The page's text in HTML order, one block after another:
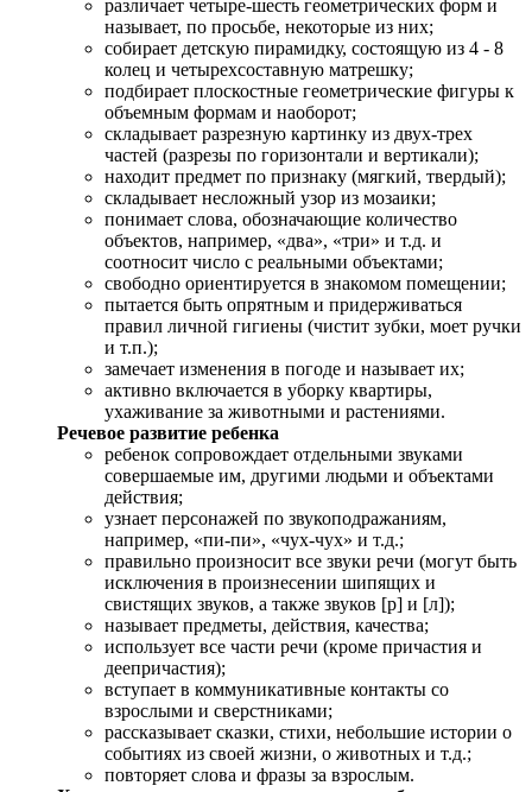
различает четыре-шесть геометрических форм и
называет, по просьбе, некоторые из них;
собирает детскую пирамидку, состоящую из 4 - 8
колец и четырехсоставную матрешку;
подбирает плоскостные геометрические фигуры к
объемным формам и наоборот;
складывает разрезную картинку из двух-трех
частей (разрезы по горизонтали и вертикали);
находит предмет по признаку (мягкий, твердый);
складывает несложный узор из мозаики;
понимает слова, обозначающие количество
объектов, например, «два», «три» и т.д. и
соотносит число с реальными объектами;
свободно ориентируется в знакомом помещении;
пытается быть опрятным и придерживаться
правил личной гигиены (чистит зубки, моет ручки
и т.п.);
замечает изменения в погоде и называет их;
активно включается в уборку квартиры,
ухаживание за животными и растениями.
Речевое развитие ребенка
ребенок сопровождает отдельными звуками
совершаемые им, другими людьми и объектами
действия;
узнает персонажей по звукоподражаниям,
например, «пи-пи», «чух-чух» и т.д.;
правильно произносит все звуки речи (могут быть
исключения в произнесении шипящих и
свистящих звуков, а также звуков [р] и [л]);
называет предметы, действия, качества;
использует все части речи (кроме причастия и
деепричастия);
вступает в коммуникативные контакты со
взрослыми и сверстниками;
рассказывает сказки, стихи, небольшие истории о
событиях из своей жизни, о животных и т.д.;
повторяет слова и фразы за взрослым.